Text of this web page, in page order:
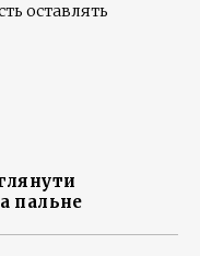
оставлять
пальне